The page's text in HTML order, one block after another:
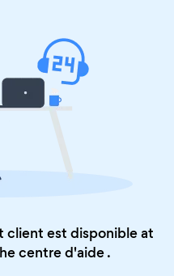
client est disponible at
centre d'aide.